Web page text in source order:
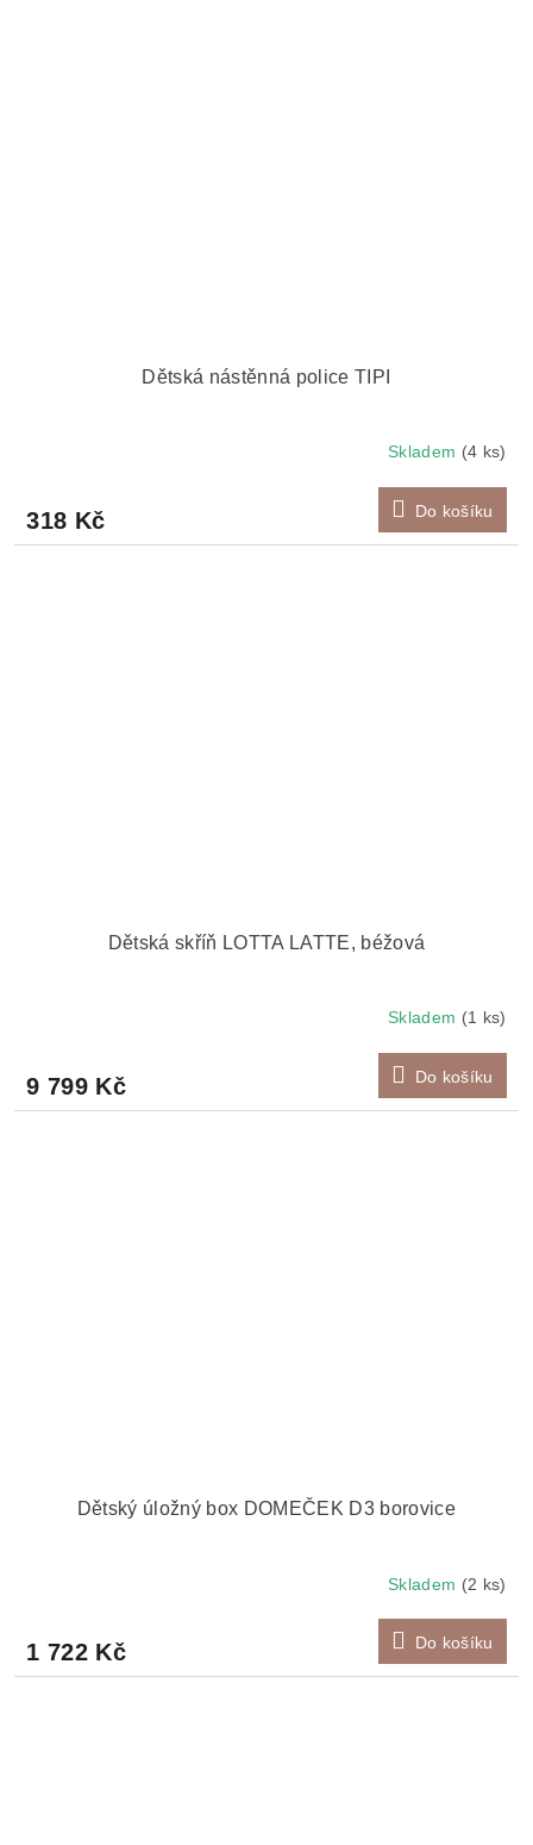
Dětská nástěnná police TIPI
Skladem (4 ks)
318 Kč Do košíku
Dětská skříň LOTTA LATTE, béžová
Skladem (1 ks)
9 799 Kč Do košíku
Dětský úložný box DOMEČEK D3 borovice
Skladem (2 ks)
1 722 Kč Do košíku